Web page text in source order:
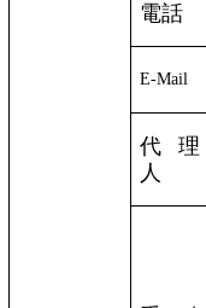
電話
E-Mail
代理
人